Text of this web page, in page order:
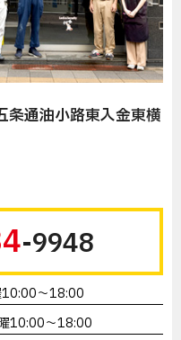
通油小路東入金東横
-9948
～18:00
10:00～18:00